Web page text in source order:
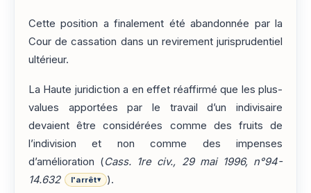
Cette position a finalement été abandonnée par la
Cour de cassation dans un revirement jurisprudentiel
ultérieur.
La Haute juridiction a en effet réaffirmé que les plus-
values apportées par le travail d’un indivisaire
devaient être considérées comme des fruits de
l’indivision et non comme des impenses
d’amélioration (Cass. 1re civ., 29 mai 1996, n°94-
14.632
l'arrêt▾ ).